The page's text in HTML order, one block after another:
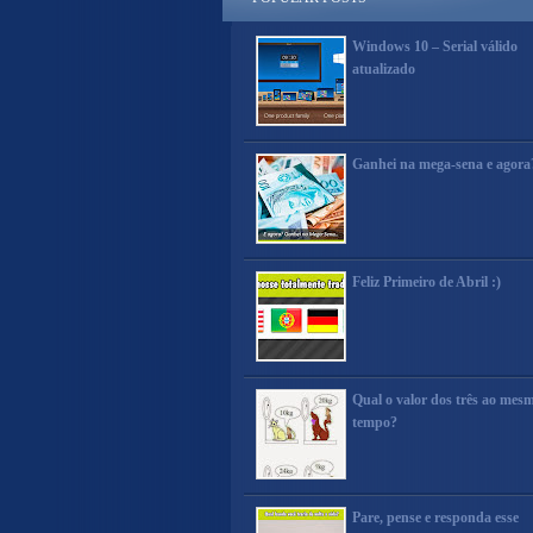
Windows 10 – Serial válido
atualizado
Ganhei na mega-sena e
Feliz Primeiro de Abril :)
Qual o valor dos três ao
tempo?
Pare, pense e responda esse